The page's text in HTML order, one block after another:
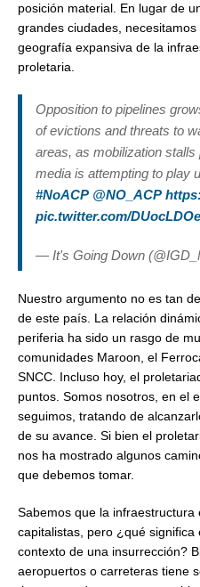
posición material. En lugar de
grandes ciudades,
geografía expansiva de la
proletaria.
Opposition to pipelines
of evictions and threats to
areas, as mobilization
media is attempting to play
#NoACP @NO_ACP
pic.twitter.com/
— It's Going Down
Nuestro argumento no es tan
de este país. La relación
periferia ha sido un rasgo de
comunidades Maroon, el
SNCC. Incluso hoy, el
puntos. Somos nosotros, en el
seguimos, tratando de
de su avance. Si bien el
nos ha mostrado algunos
que debemos tomar.
Sabemos que la
capitalistas, pero ¿qué
contexto de una insurrección?
aeropuertos o carreteras tiene